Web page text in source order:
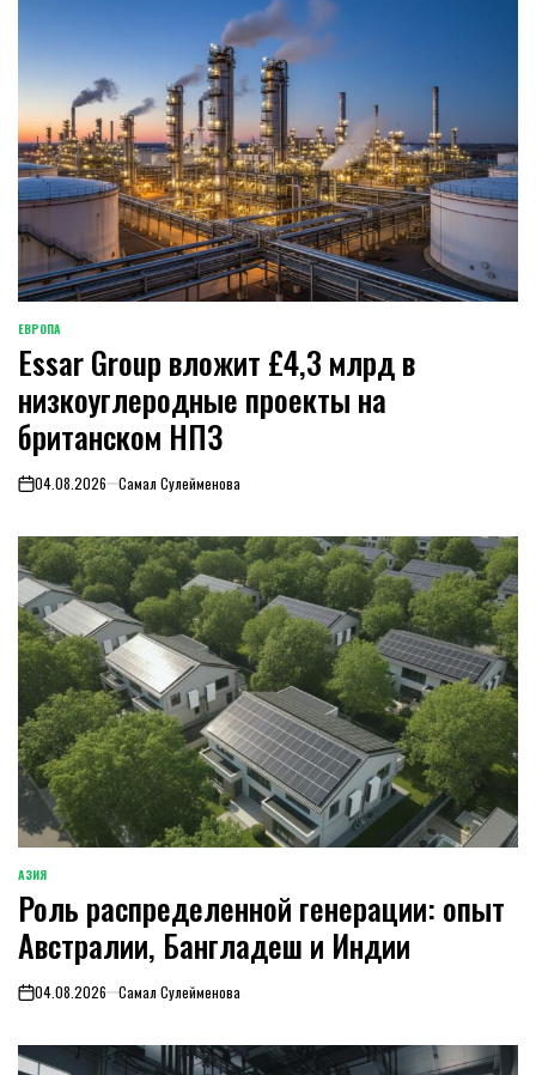
ОПУБЛИКОВАНО
В
ЕВРОПА
Essar Group вложит £4,3 млрд в
низкоуглеродные проекты на
британском НПЗ
on04.08.2026 Самал Сулейменова
ОПУБЛИКОВАНО
В
АЗИЯ
Роль распределенной генерации: опыт
Австралии, Бангладеш и Индии
on04.08.2026 Самал Сулейменова